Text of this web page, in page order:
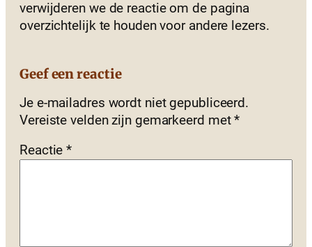
verwijderen we de reactie om de pagina
overzichtelijk te houden voor andere lezers.
Geef een reactie
Je e-mailadres wordt niet gepubliceerd.
Vereiste velden zijn gemarkeerd met*
Reactie*